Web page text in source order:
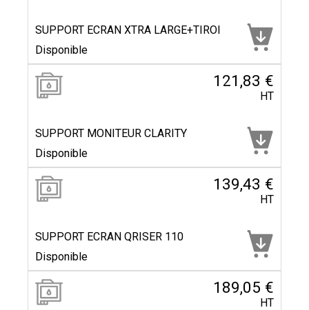
SUPPORT ECRAN XTRA LARGE+TIROI
Disponible
121,83 €
HT
SUPPORT MONITEUR CLARITY
Disponible
139,43 €
HT
SUPPORT ECRAN QRISER 110
Disponible
189,05 €
HT